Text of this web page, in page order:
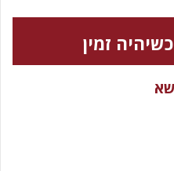
זמין